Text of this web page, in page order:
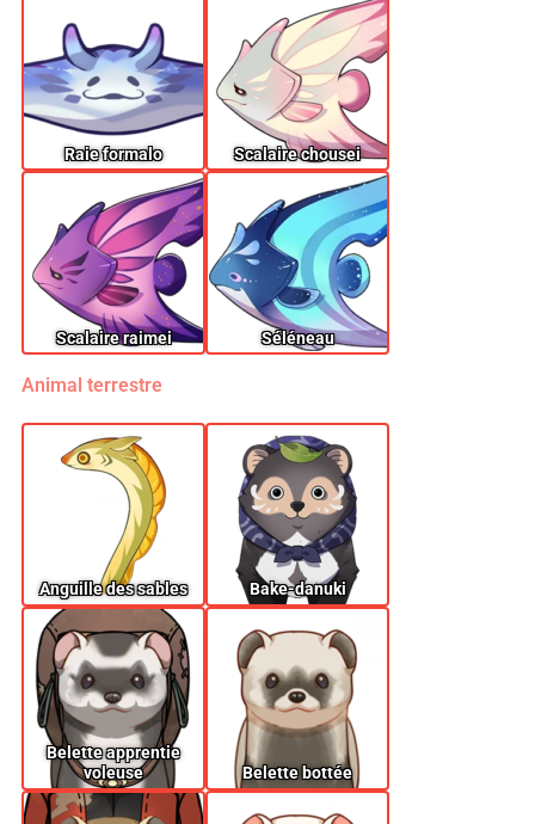
Raie formalo Scalaire chousei
Scalaire raimei Séléneau
Animal terrestre
Anguille des sables Bake-danuki
Belette apprentie
voleuse
Belette bottée